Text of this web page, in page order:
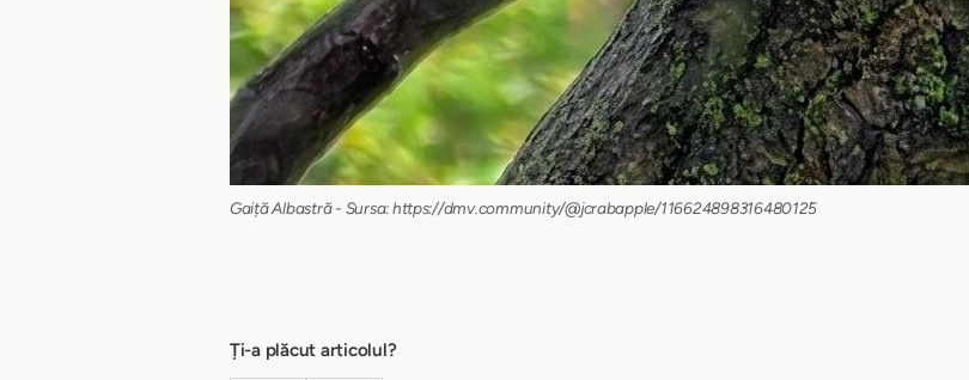
Gaiță Albastră - Sursa: https://dmv.community/@jcrabapple/116624898316480125
Ți-a plăcut articolul?